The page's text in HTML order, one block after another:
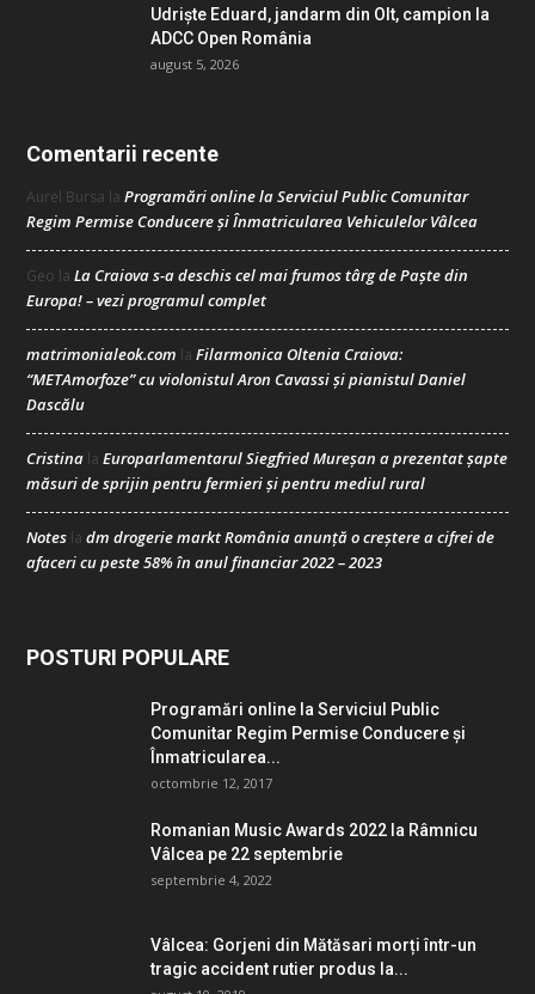
Udriște Eduard, jandarm din Olt, campion la
ADCC Open România
august 5, 2026
Comentarii recente
Aurel Bursa la Programări online la Serviciul Public Comunitar
Regim Permise Conducere şi Înmatricularea Vehiculelor Vâlcea
Geo la La Craiova s-a deschis cel mai frumos târg de Paște din
Europa! – vezi programul complet
matrimonialeok.com la Filarmonica Oltenia Craiova:
“METAmorfoze” cu violonistul Aron Cavassi și pianistul Daniel
Dascălu
Cristina la Europarlamentarul Siegfried Mureșan a prezentat șapte
măsuri de sprijin pentru fermieri și pentru mediul rural
Notes la dm drogerie markt România anunță o creștere a cifrei de
afaceri cu peste 58% în anul financiar 2022 – 2023
POSTURI POPULARE
Programări online la Serviciul Public
Comunitar Regim Permise Conducere şi
Înmatricularea...
octombrie 12, 2017
Romanian Music Awards 2022 la Râmnicu
Vâlcea pe 22 septembrie
septembrie 4, 2022
Vâlcea: Gorjeni din Mătăsari morți într-un
tragic accident rutier produs la...